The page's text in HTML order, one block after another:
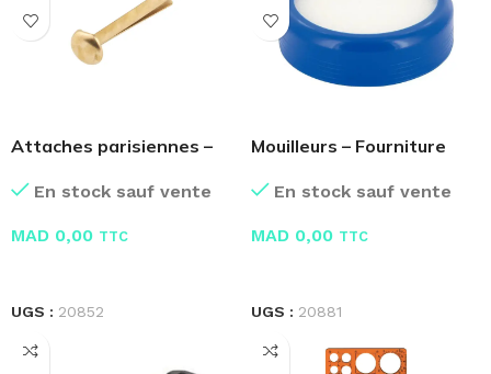
Attaches parisiennes –
En stock sauf vente
MAD 0,00 TTC
UGS : 20852
Mouilleurs – Fourniture
En stock sauf vente
MAD 0,00 TTC
UGS : 20881